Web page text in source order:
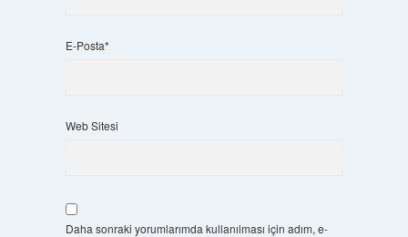
E-Posta*
Web Sitesi
Daha sonraki yorumlarımda kullanılması için adım, e-